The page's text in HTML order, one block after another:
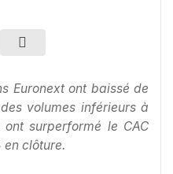
Euronext ont baissé de
volumes inférieurs à
surperformé le CAC
clôture.